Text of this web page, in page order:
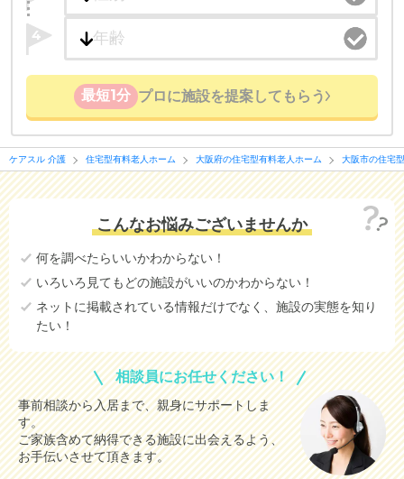
4
最短1分 プロに施設を提案してもらう
ケアスル 介護 住宅型有料老人ホーム 大阪府の住宅型有料老人ホーム 大阪市の住宅
こんなお悩みございませんか
何を調べたらいいかわからない！
いろいろ見てもどの施設がいいのかわからない！
ネットに掲載されている情報だけでなく、施設の実態を知り
たい！
相談員にお任せください！
事前相談から入居まで、親身にサポートしま
す。
ご家族含めて納得できる施設に出会えるよう、
お手伝いさせて頂きます。